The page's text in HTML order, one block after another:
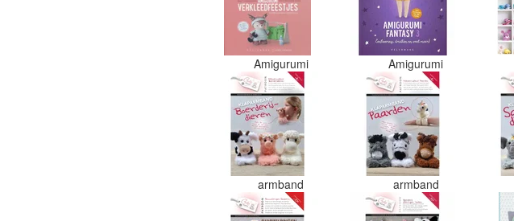
Amigurumi Amigurumi
armband armband